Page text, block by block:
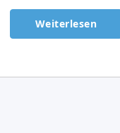
Weiterlesen